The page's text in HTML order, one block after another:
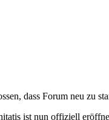
dass Forum neu zu
ist nun offiziell